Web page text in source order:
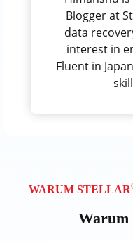
Blogger at
data
interest in
Fluent in
WARUM STELLAR
Warum